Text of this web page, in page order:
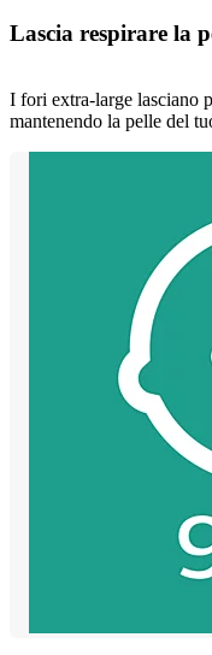
Lascia respirare la
I fori extra-large lasciano
mantenendo la pelle del